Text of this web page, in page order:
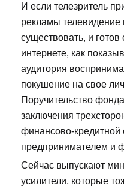
И если телезритель
рекламы телевидение
существовать, и готов
интернете, как
аудитория
покушение на свое
Поручительство
заключения
финансово-кредитной
предпринимателем и
Сейчас выпускают
усилители, которые